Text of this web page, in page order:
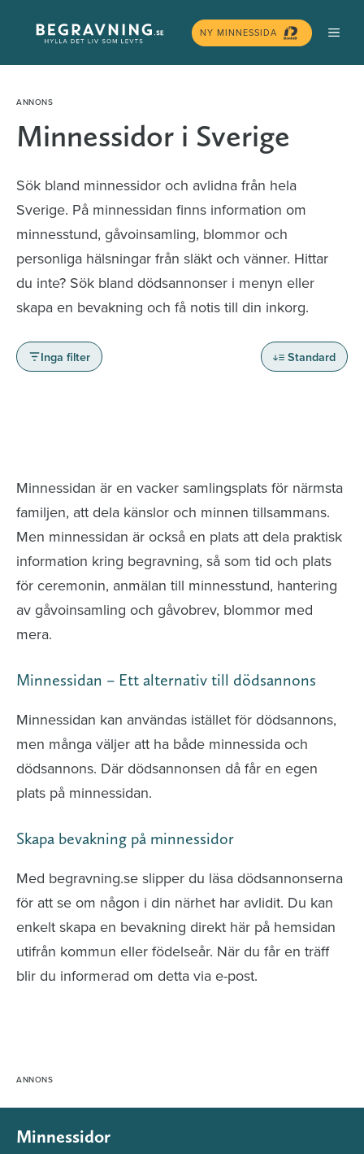
innehåll
NY MINNESSIDA
Minnessidor i Sverige
Sök bland minnessidor och avlidna från hela
Sverige. På minnessidan finns information om
minnesstund, gåvoinsamling, blommor och
personliga hälsningar från släkt och vänner. Hittar
du inte? Sök bland dödsannonser i menyn eller
skapa en bevakning och få notis till din inkorg.
Inga filter Standard
Minnessidan är en vacker samlingsplats för närmsta
familjen, att dela känslor och minnen tillsammans.
Men minnessidan är också en plats att dela praktisk
information kring begravning, så som tid och plats
för ceremonin, anmälan till minnesstund, hantering
av gåvoinsamling och gåvobrev, blommor med
mera.
Minnessidan – Ett alternativ till dödsannons
Minnessidan kan användas istället för dödsannons,
men många väljer att ha både minnessida och
dödsannons. Där dödsannonsen då får en egen
plats på minnessidan.
Skapa bevakning på minnessidor
Med begravning.se slipper du läsa dödsannonserna
för att se om någon i din närhet har avlidit. Du kan
enkelt skapa en bevakning direkt här på hemsidan
utifrån kommun eller födelseår. När du får en träff
blir du informerad om detta via e-post.
Minnessidor